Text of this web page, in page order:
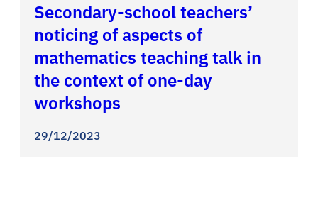
Secondary-school teachers’
noticing of aspects of
mathematics teaching talk in
the context of one-day
workshops
29/12/2023